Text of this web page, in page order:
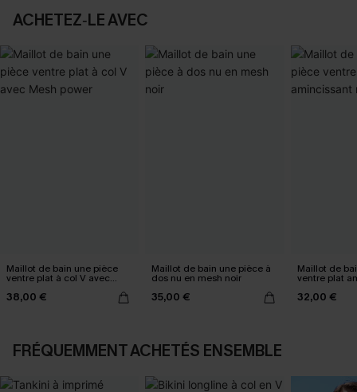
ACHETEZ‑LE AVEC
Maillot de bain une pièce
ventre plat à col V avec
Mesh power
38,00 €
Maillot de bain une pièce à
dos nu en mesh noir
35,00 €
Maillot de
ventre plat
32,00 €
FRÉQUEMMENT ACHETÉS ENSEMBLE